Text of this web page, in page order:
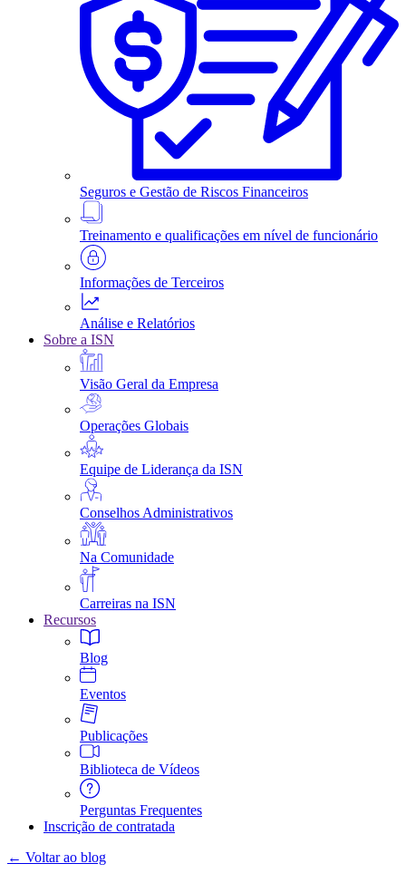
Seguros e Gestão de Riscos Financeiros
Treinamento e qualificações em nível de funcionário
Informações de Terceiros
Análise e Relatórios
Sobre a ISN
Visão Geral da Empresa
Operações Globais
Equipe de Liderança da ISN
Conselhos Administrativos
Na Comunidade
Carreiras na ISN
Recursos
Blog
Eventos
Publicações
Biblioteca de Vídeos
Perguntas Frequentes
Inscrição de contratada
← Voltar ao blog